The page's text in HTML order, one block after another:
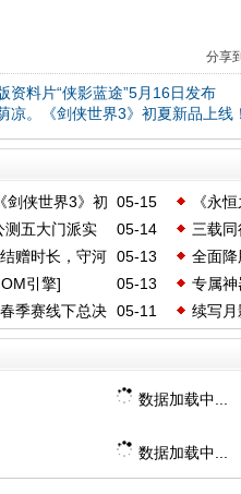
分享
资料片“侠影蓝途”5月16日发布
凉。《剑侠世界3》初夏新品上线！
05-15
剑侠世界3》初
《永
战，荣
05-14
测五大门派实
三载
筵今日
05-13
赠时长，守河
全面
统曝光
05-13
引擎]
专属
05-11
季赛线下总决
续写月
曝
数据加载中...
数据加载中...